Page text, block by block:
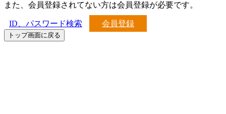
また、会員登録されてない方は会員登録が必要です。
ID、パスワード検索 会員登録
トップ画面に戻る